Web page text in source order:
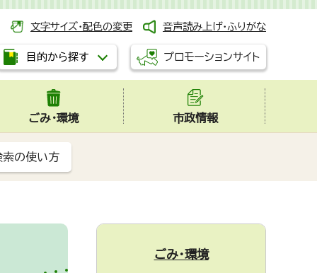
文字サイズ・配色の変更 音声読み上げ・ふりがな
目的から探す プロモーションサイト
ごみ・環境 市政情報
索の使い方
ごみ・環境